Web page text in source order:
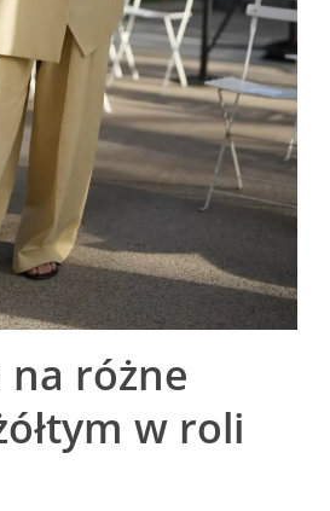
na różne
w roli